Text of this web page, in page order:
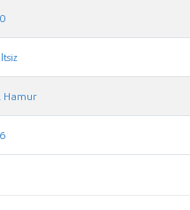
Hamur